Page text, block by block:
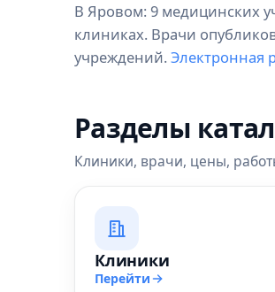
В Яровом: 9 медицинских
клиниках. Врачи
учреждений. Электронная
Разделы
Клиники, врачи, цены,
Клиники
Перейти